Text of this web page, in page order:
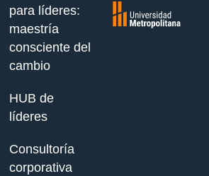
para líderes:
maestría
consciente del
cambio
HUB de
líderes
Consultoría
corporativa